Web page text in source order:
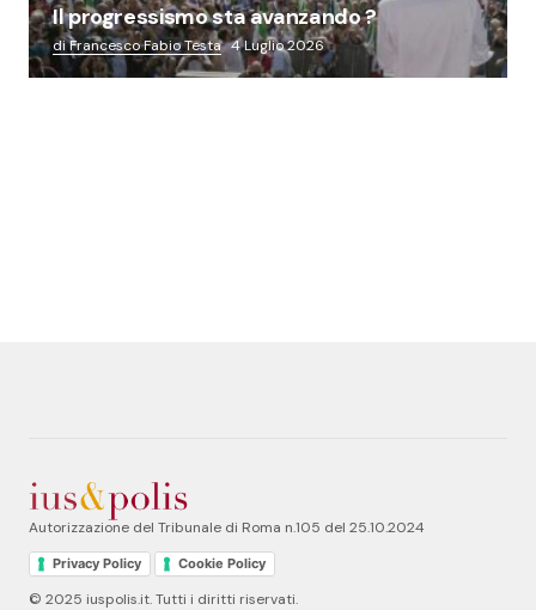
Il progressismo sta avanzando ?
di Francesco Fabio Testa 4 Luglio 2026
Autorizzazione del Tribunale di Roma n.105 del 25.10.2024
Privacy Policy Cookie Policy
© 2025 iuspolis.it. Tutti i diritti riservati.